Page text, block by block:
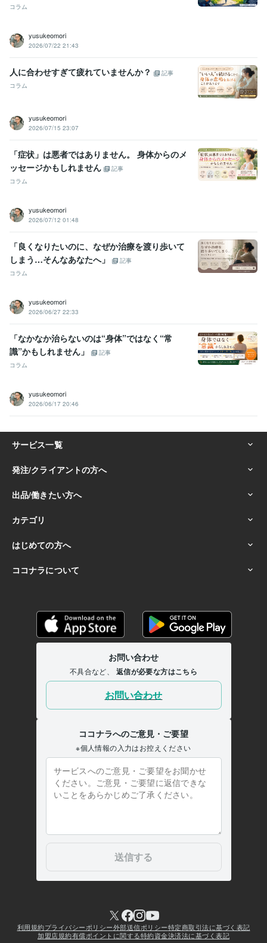
コラム
yusukeomori
2026/07/22 21:43
人に合わせすぎて疲れていませんか？
記事
コラム
yusukeomori
2026/07/15 23:07
「症状」は悪者ではありません。 身体からのメ
ッセージかもしれません
記事
コラム
yusukeomori
2026/07/12 01:48
「良くなりたいのに、なぜか治療を渡り歩いて
しまう…そんなあなたへ」
記事
コラム
yusukeomori
2026/06/27 22:33
「なかなか治らないのは“身体”ではなく“常
識”かもしれません」
記事
コラム
yusukeomori
2026/06/17 20:46